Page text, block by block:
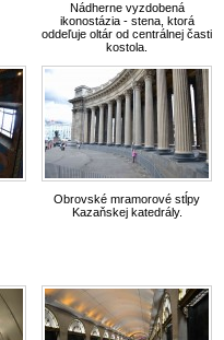
Nádherne vyzdobená
ikonostázia - stena, ktorá
oddeľuje oltár od centrálnej časti
kostola.
Obrovské mramorové stĺpy
Kazaňskej katedrály.